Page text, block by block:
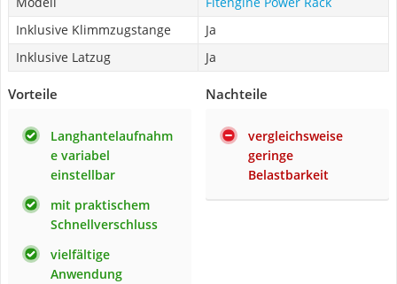
Inklusive Klimmzugstange
Ja
Inklusive Latzug
Ja
Vorteile
Langhantelaufnahm
e variabel
einstellbar
mit praktischem
Schnellverschluss
vielfältige
Anwendung
Nachteile
vergleichsweise
geringe
Belastbarkeit